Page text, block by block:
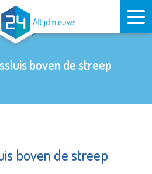
boven de streep
boven de streep